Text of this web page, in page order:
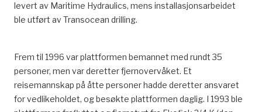
levert av Maritime Hydraulics, mens installasjonsarbeidet
ble utført av Transocean drilling.
Frem til 1996 var plattformen bemannet med rundt 35
personer, men var deretter fjernovervåket. Et
reisemannskap på åtte personer hadde deretter ansvaret
for vedlikeholdet, og besøkte plattformen daglig. I 1993 ble